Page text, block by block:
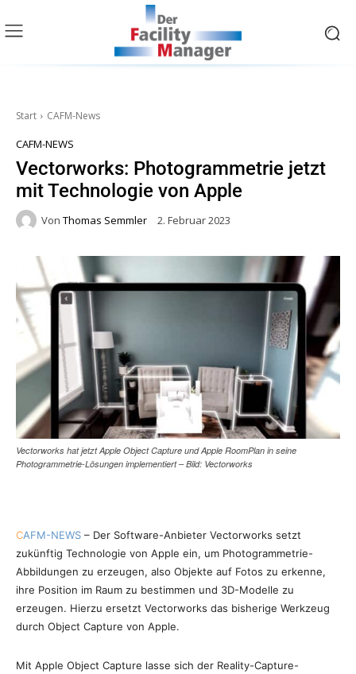
Start CAFM-News
CAFM-NEWS
Vectorworks: Photogrammetrie jetzt
mit Technologie von Apple
Von Thomas Semmler 2. Februar 2023
Vectorworks hat jetzt Apple Object Capture und Apple RoomPlan in seine
Photogrammetrie-Lösungen implementiert – Bild: Vectorworks
CAFM-NEWS – Der Software-Anbieter Vectorworks setzt
zukünftig Technologie von Apple ein, um Photogrammetrie-
Abbildungen zu erzeugen, also Objekte auf Fotos zu erkenne,
ihre Position im Raum zu bestimmen und 3D-Modelle zu
erzeugen. Hierzu ersetzt Vectorworks das bisherige Werkzeug
durch Object Capture von Apple.
Mit Apple Object Capture lasse sich der Reality-Capture-